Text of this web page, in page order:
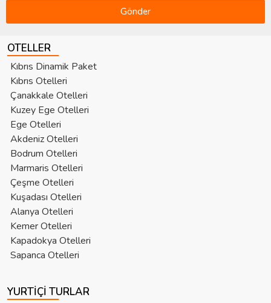
Gönder
OTELLER
Kıbrıs Dinamik Paket
Kıbrıs Otelleri
Çanakkale Otelleri
Kuzey Ege Otelleri
Ege Otelleri
Akdeniz Otelleri
Bodrum Otelleri
Marmaris Otelleri
Çeşme Otelleri
Kuşadası Otelleri
Alanya Otelleri
Kemer Otelleri
Kapadokya Otelleri
Sapanca Otelleri
YURTIÇI TURLAR